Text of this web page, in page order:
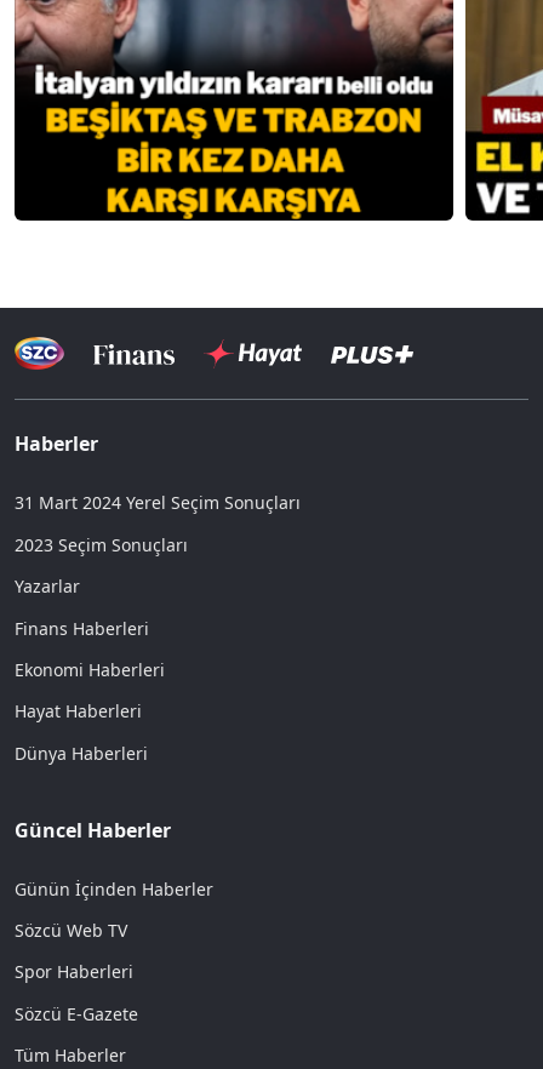
Haberler
31 Mart 2024 Yerel Seçim Sonuçları
2023 Seçim Sonuçları
Yazarlar
Finans Haberleri
Ekonomi Haberleri
Hayat Haberleri
Dünya Haberleri
Güncel Haberler
Günün İçinden Haberler
Sözcü Web TV
Spor Haberleri
Sözcü E-Gazete
Tüm Haberler